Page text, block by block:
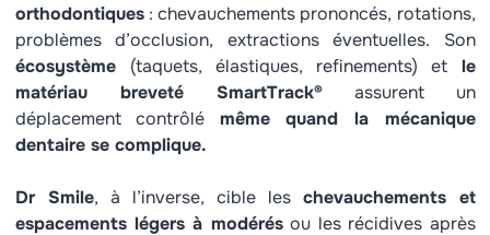
orthodontiques: chevauchements prononcés, rotations,
problèmes d’occlusion, extractions éventuelles. Son
écosystème (taquets, élastiques, refinements) et le
matériau breveté SmartTrack®assurent un
déplacement contrôlé même quand la mécanique
dentaire se complique.
Dr Smile, à l’inverse, cible les chevauchements et
espacements légers à modérésou les récidives après